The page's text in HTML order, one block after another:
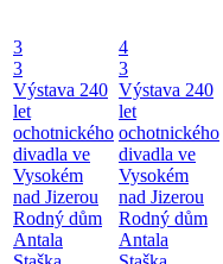
3
3
Výstava 240
let
ochotnického
divadla ve
Vysokém
nad Jizerou
Rodný dům
Antala
4
3
Výstava 240
let
ochotnického
divadla ve
Vysokém
nad Jizerou
Rodný dům
Antala